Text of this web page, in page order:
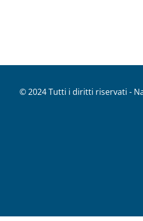
© 2024 Tutti i diritti riservati -